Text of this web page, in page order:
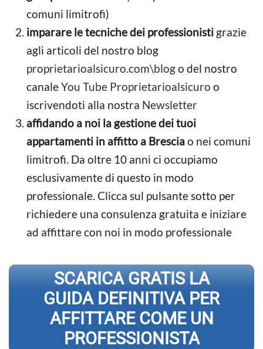
comuni limitrofi)
imparare le tecniche dei professionisti grazie
agli articoli del nostro blog
proprietarioalsicuro.com\blogo del nostro
canaleYou Tube Proprietarioalsicuro o
iscrivendoti alla nostra Newsletter
affidando a noi la gestione dei tuoi
appartamenti in affitto a Bresciao nei comuni
limitrofi. Da oltre 10 anni ci occupiamo
esclusivamente di questo in modo
professionale. Clicca sul pulsante sotto per
richiedere una consulenza gratuita e iniziare
ad affittare con noi in modo professionale
SCARICA GRATIS LA
GUIDA DEFINITIVA PER
AFFITTARE COME UN
PROFESSIONISTA